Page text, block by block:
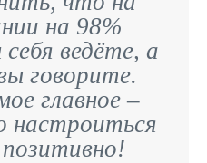
на 98%
ведёте, а
говорите.
главное –
настроиться